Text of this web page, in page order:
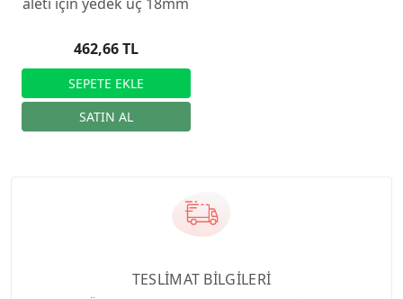
462,66 TL
TESLİMAT BİLGİLERİ